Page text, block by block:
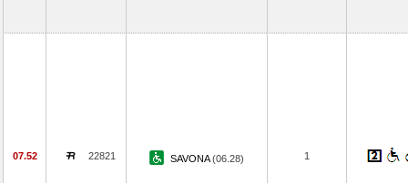
07.52 22821 SAVONA(06.28) 1